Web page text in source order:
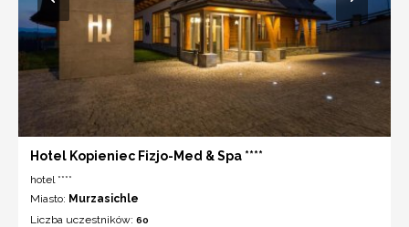
Hotel Kopieniec Fizjo-Med & Spa ****
hotel ****
Miasto: Murzasichle
Liczba uczestników: 60